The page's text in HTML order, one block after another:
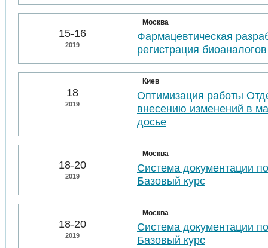
15-16
2019
Москва
Фармацевтическая
регистрация биоаналогов
18
2019
Киев
Оптимизация работы
внесению изменений в
досье
18-20
2019
Москва
Система документации
Базовый курс
18-20
2019
Москва
Система документации
Базовый курс